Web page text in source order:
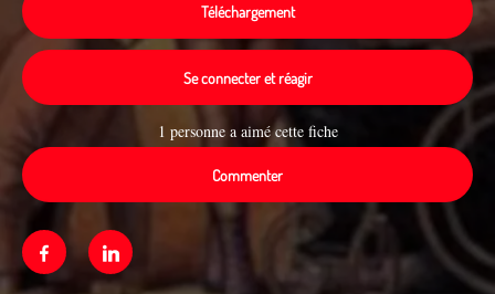
Téléchargement
Se connecter et réagir
1 personne a aimé cette fiche
Commenter
FacebookLinkedin